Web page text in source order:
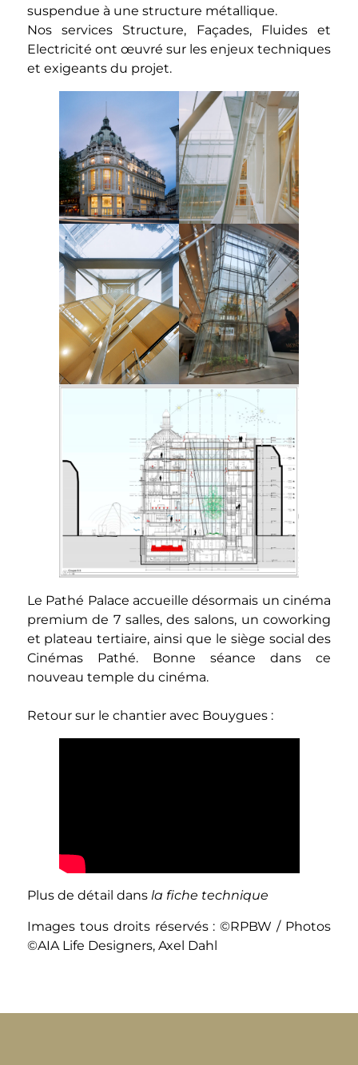
suspendue à une structure métallique.
Nos services Structure, Façades, Fluides et
Electricité ont œuvré sur les enjeux techniques
et exigeants du projet.
Le Pathé Palace accueille désormais un cinéma
premium de 7 salles, des salons, un coworking
et plateau tertiaire, ainsi que le siège social des
Cinémas Pathé. Bonne séance dans ce
nouveau temple du cinéma.
Retour sur le chantier avec Bouygues :
Plus de détail dans la fiche technique
Images tous droits réservés : ©RPBW / Photos
©AIA Life Designers, Axel Dahl